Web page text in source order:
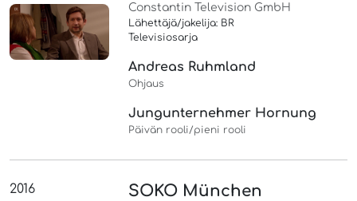
Constantin Television GmbH
Lähettäjä/jakelija: BR
Televisiosarja
Andreas Ruhmland
Ohjaus
Jungunternehmer Hornung
Päivän rooli/pieni rooli
2016 SOKO München